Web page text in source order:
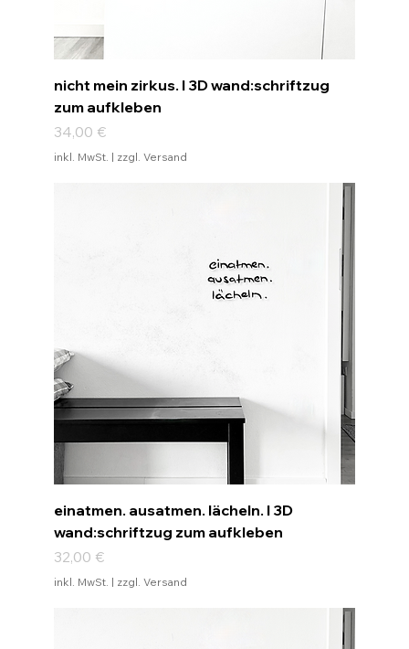
nicht mein zirkus. I 3D wand:schriftzug
zum aufkleben
Preis
34,00 €
inkl. MwSt. | zzgl. Versand
einatmen. ausatmen. lächeln. I 3D
wand:schriftzug zum aufkleben
Preis
32,00 €
inkl. MwSt. | zzgl. Versand